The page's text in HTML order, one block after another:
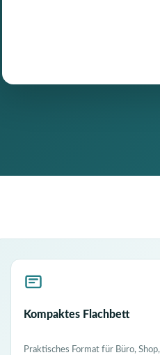
Kompaktes Flachbett
Praktisches Format für Büro, Shop,